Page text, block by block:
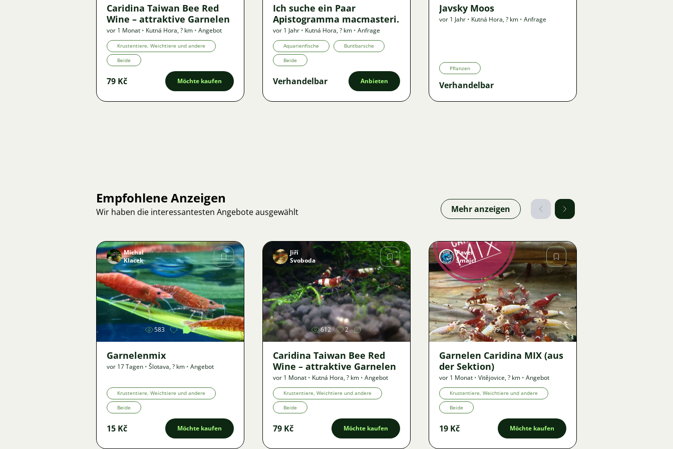
Caridina Taiwan Bee Red
Wine – attraktive Garnelen
vor 1 Monat • Kutná Hora,? km • Angebot
Krustentiere, Weichtiere und andere
Beide
79 Kč Möchte kaufen
Ich suche ein Paar
Apistogramma macmasteri.
vor 1 Jahr • Kutná Hora,? km • Anfrage
Aquarienfische Buntbarsche
Beide
Verhandelbar Anbieten
Javsky Moos
vor 1 Jahr • Kutná Hora,? km • Anfrage
Pflanzen
Verhandelbar
Empfohlene Anzeigen
Wir haben die interessantesten Angebote ausgewählt Mehr anzeigen
Bild
Michal
Klacek
583 2
Garnelenmix
vor 17 Tagen • Šlotava,? km • Angebot
Krustentiere, Weichtiere und andere
Beide
15 Kč Möchte kaufen
Bild
Jiří
Svoboda
612 2
Caridina Taiwan Bee Red
Wine – attraktive Garnelen
vor 1 Monat • Kutná Hora,? km • Angebot
Krustentiere, Weichtiere und andere
Beide
79 Kč Möchte kaufen
Bild
Pavel
Šmajcl
999
Garnelen Caridina MIX (aus
der Sektion)
vor 1 Monat • Vitějovice,? km • Angebot
Krustentiere, Weichtiere und andere
Beide
19 Kč Möchte kaufen